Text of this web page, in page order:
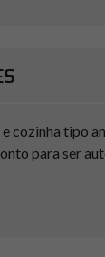
cozinha tipo
para ser